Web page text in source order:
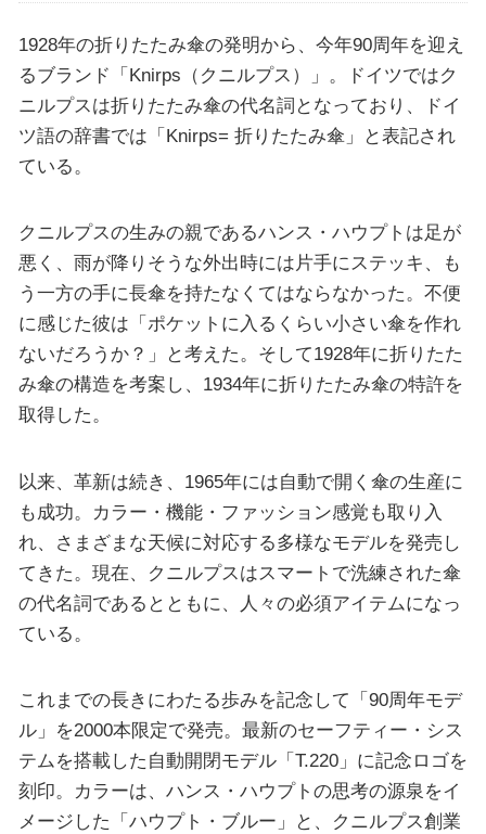
1928年の折りたたみ傘の発明から、今年90周年を迎え
るブランド「Knirps（クニルプス）」。ドイツではク
ニルプスは折りたたみ傘の代名詞となっており、ドイ
ツ語の辞書では「Knirps= 折りたたみ傘」と表記され
ている。
クニルプスの生みの親であるハンス・ハウプトは足が
悪く、雨が降りそうな外出時には片手にステッキ、も
う一方の手に長傘を持たなくてはならなかった。不便
に感じた彼は「ポケットに入るくらい小さい傘を作れ
ないだろうか？」と考えた。そして1928年に折りたた
み傘の構造を考案し、1934年に折りたたみ傘の特許を
取得した。
以来、革新は続き、1965年には自動で開く傘の生産に
も成功。カラー・機能・ファッション感覚も取り入
れ、さまざまな天候に対応する多様なモデルを発売し
てきた。現在、クニルプスはスマートで洗練された傘
の代名詞であるとともに、人々の必須アイテムになっ
ている。
これまでの長きにわたる歩みを記念して「90周年モデ
ル」を2000本限定で発売。最新のセーフティー・シス
テムを搭載した自動開閉モデル「T.220」に記念ロゴを
刻印。カラーは、ハンス・ハウプトの思考の源泉をイ
メージした「ハウプト・ブルー」と、クニルプス創業